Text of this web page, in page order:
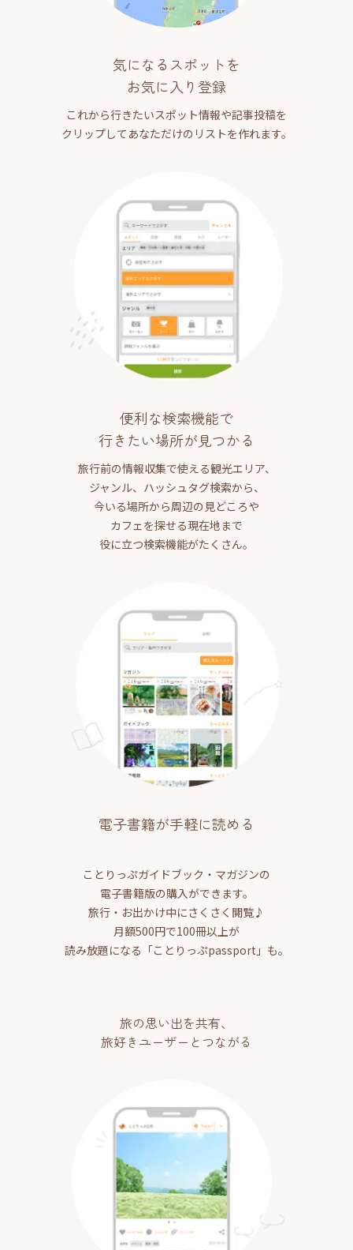
気になるスポットを
お気に入り登録
これから行きたいスポット情報や記事投稿を
クリップしてあなただけのリストを作れます。
便利な検索機能で
行きたい場所が見つかる
旅行前の情報収集で使える観光エリア、
ジャンル、ハッシュタグ検索から、
今いる場所から周辺の見どころや
カフェを探せる現在地まで
役に立つ検索機能がたくさん。
電子書籍が手軽に読める
ことりっぷガイドブック・マガジンの
電子書籍版の購入ができます。
旅行・お出かけ中にさくさく閲覧♪
月額500円で100冊以上が
読み放題になる「ことりっぷpassport」も。
旅の思い出を共有、
旅好きユーザーとつながる